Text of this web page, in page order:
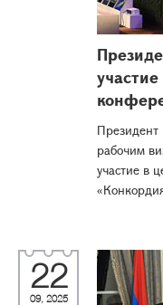
Президент
рабочим
участие в
22
09, 2025